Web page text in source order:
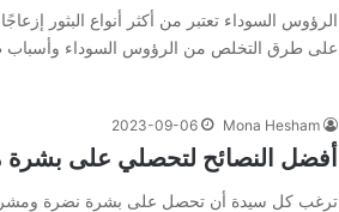
الرؤوس السوداء تعتبر من أكثر أنواع البثور
على طرق التخلص من الرؤوس السوداء وأسباب
Mona Hesham
2023-09-06
أفضل النصائح لتحصلي على بشرة
ترغب كل سيدة أن تحصل على بشرة نضرة